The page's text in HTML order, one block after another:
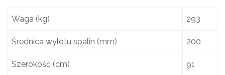
Waga (kg) 293
Średnica wylotu spalin (mm) 200
Szerokość (cm) 91